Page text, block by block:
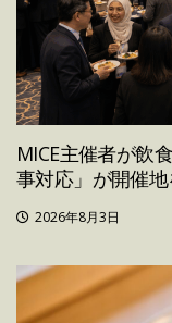
MICE主催者が飲
事対応」が開催
2026年8月3日